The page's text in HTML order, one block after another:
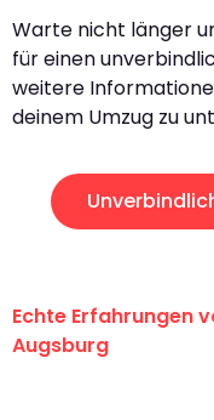
Warte nicht länger
für einen
weitere
deinem Umzug zu
Echte Erfahrungen
Augsburg